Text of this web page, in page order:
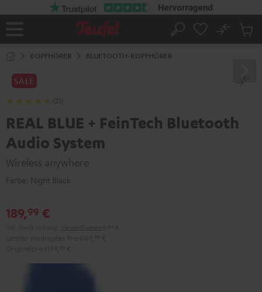
Startseite
Suche
No
KOPFHÖRER BLUETOOTH-KOPFHÖRER
SALE
(21)
REAL BLUE + FeinTech Bluetooth
Audio System
Wireless anywhere
Farbe: Night Black
189,99 €